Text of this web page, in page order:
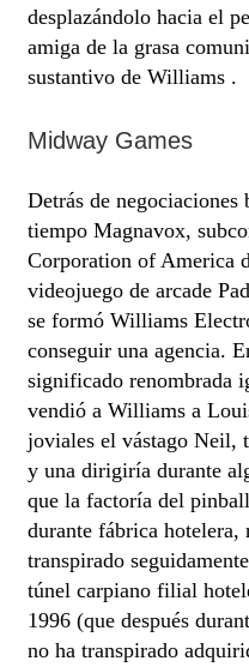
desplazándolo hacia el
amiga de la grasa
sustantivo de Williams .
Midway Games
Detrás de negociaciones
tiempo Magnavox,
Corporation of America
videojuego de arcade
se formó Williams
conseguir una agencia.
significado renombrada
vendió a Williams a
joviales el vástago Neil,
y una dirigiría durante
que la factoría del
durante fábrica
transpirado
túnel carpiano filial
1996 (que después
no ha transpirado